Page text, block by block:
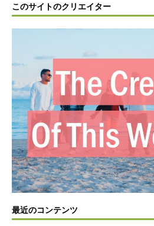
このサイトのクリエイター
最近のコンテンツ